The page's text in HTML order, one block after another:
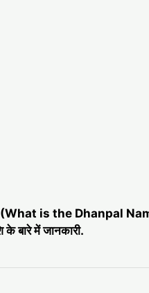
(What is the Dhanpal
बारे में जानकारी.